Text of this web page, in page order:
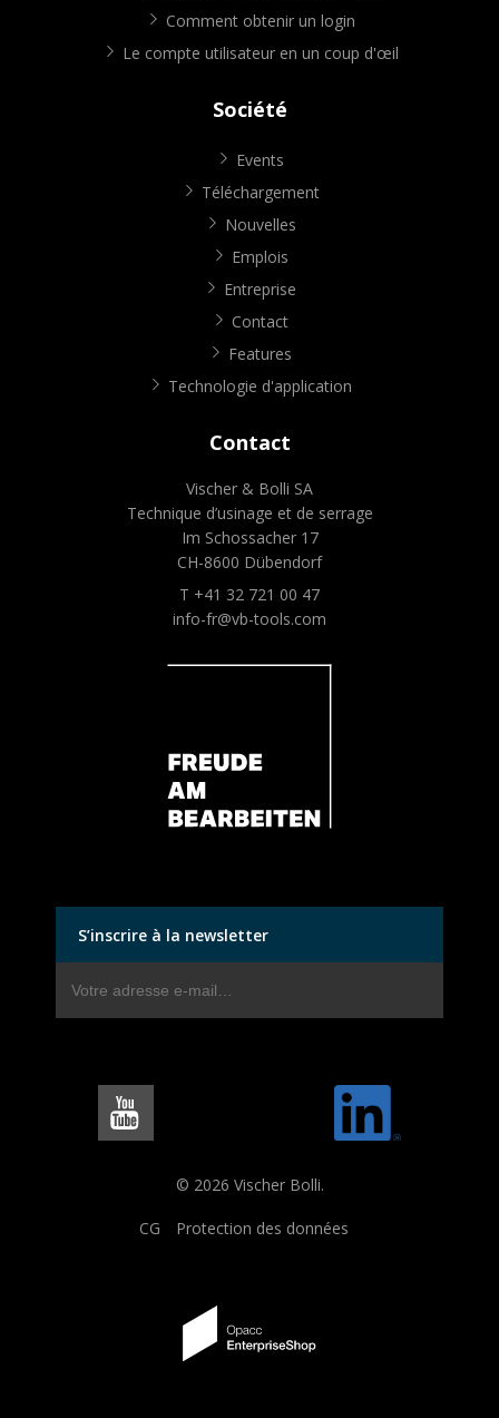
Comment obtenir un login
Le compte utilisateur en un coup d'œil
Société
Events
Téléchargement
Nouvelles
Emplois
Entreprise
Contact
Features
Technologie d'application
Contact
Vischer & Bolli SA
Technique d’usinage et de serrage
Im Schossacher 17
CH-8600 Dübendorf
T +41 32 721 00 47
info-fr@vb-tools.com
S’inscrire à la newsletter
© 2026 Vischer Bolli.
CG Protection des données